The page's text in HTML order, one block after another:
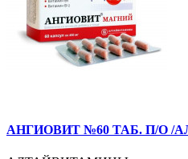
АНГИОВИТ №60 ТАБ. П/О /